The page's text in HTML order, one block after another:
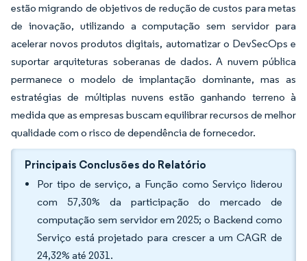
estão migrando de objetivos de redução de custos para metas
de inovação, utilizando a computação sem servidor para
acelerar novos produtos digitais, automatizar o DevSecOps e
suportar arquiteturas soberanas de dados. A nuvem pública
permanece o modelo de implantação dominante, mas as
estratégias de múltiplas nuvens estão ganhando terreno à
medida que as empresas buscam equilibrar recursos de melhor
qualidade com o risco de dependência de fornecedor.
Principais Conclusões do Relatório
Por tipo de serviço, a Função como Serviço liderou
com 57,30% da participação do mercado de
computação sem servidor em 2025; o Backend como
Serviço está projetado para crescer a um CAGR de
24,32% até 2031.